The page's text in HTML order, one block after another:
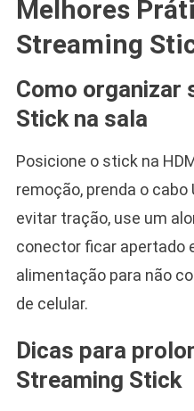
Melhores
Streaming
Como organizar
Stick na sala
Posicione o stick na
remoção, prenda o
evitar tração, use um
conector ficar apertado
alimentação para não
de celular.
Dicas para
Streaming Stick